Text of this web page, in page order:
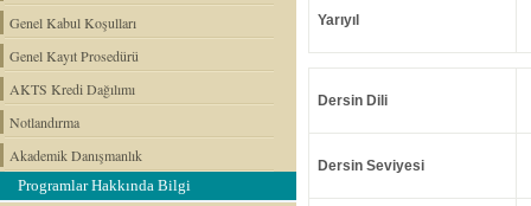
Genel Kabul Koşulları
Genel Kayıt Prosedürü
AKTS Kredi Dağılımı
Notlandırma
Akademik Danışmanlık
Programlar Hakkında Bilgi
Yarıyıl
Dersin Dili
Dersin Seviyesi